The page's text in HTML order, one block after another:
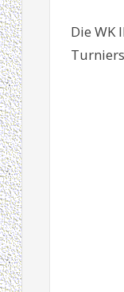
Die WK